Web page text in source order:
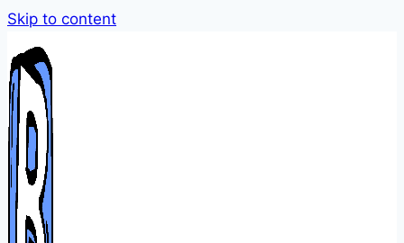
Skip to content